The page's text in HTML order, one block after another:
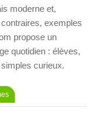
moderne et,
exemples
propose un
quotidien : élèves,
curieux.